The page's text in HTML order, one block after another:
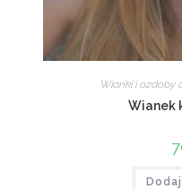
Wianki i ozdoby
Wianek